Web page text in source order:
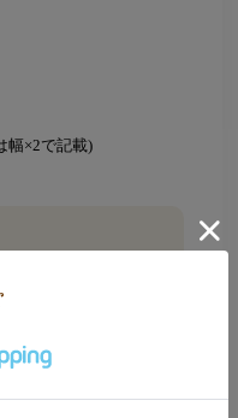
幅×2で記載)